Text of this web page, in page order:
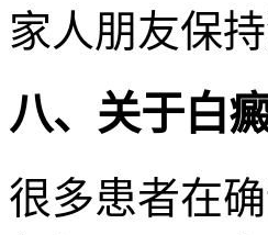
家人朋友保
八、关于白
很多患者在